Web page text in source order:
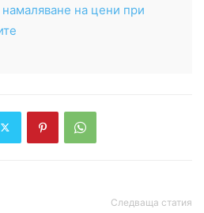
на цени при
Следваща статия